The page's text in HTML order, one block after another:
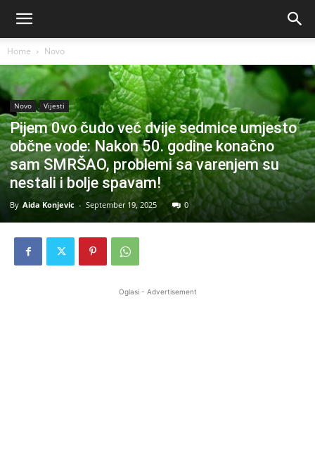
Home Novo
Novo Vijesti
Pijem 0vo čudo već dvije sedmice umjesto
občne vode: Nakon 50. godine konačno
sam SMRŠAO, problemi sa varenjem su
nestali i bolje spavam!
By Aida Konjevic - September 19, 2025 0
Oglasi - Advertisement